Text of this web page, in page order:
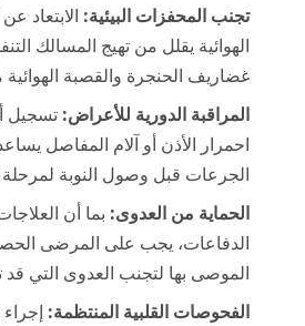
تجنب المحفزات البيئية: الابتعاد
الهوائية يقلل من تهيج المسالك
غضاريف الحنجرة والقصبة الهوائية
المراقبة الدورية للأعراض: تسجيل
احمرار الأذن أو آلام المفاصل
الجرعات قبل وصول النوبة
الحماية من العدوى: بما أن
الدفاعات، يجب على المرضى
الموصى بها لتجنب العدوى التي
الفحوصات القلبية المنتظمة: